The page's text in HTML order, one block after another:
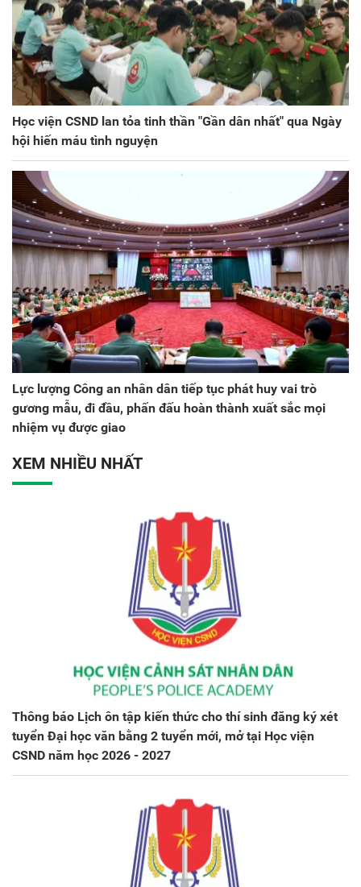
Học viện CSND lan tỏa tinh thần "Gần dân nhất" qua Ngày
hội hiến máu tình nguyện
Lực lượng Công an nhân dân tiếp tục phát huy vai trò
gương mẫu, đi đầu, phấn đấu hoàn thành xuất sắc mọi
nhiệm vụ được giao
XEM NHIỀU NHẤT
Thông báo Lịch ôn tập kiến thức cho thí sinh đăng ký xét
tuyển Đại học văn bằng 2 tuyển mới, mở tại Học viện
CSND năm học 2026 - 2027